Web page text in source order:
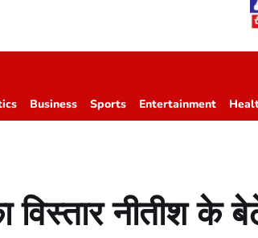
Business Sports Entertainment
नीतीश के